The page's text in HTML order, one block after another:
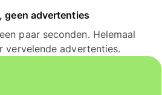
geen advertenties
paar seconden. Helemaal
vervelende advertenties.